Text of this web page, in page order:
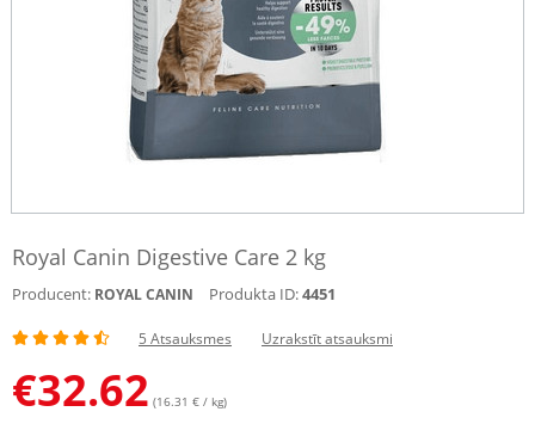
Royal Canin Digestive Care 2 kg
Producent: ROYAL CANIN Produkta ID:4451
5 Atsauksmes Uzrakstīt atsauksmi
€32.62 (16.31 € / kg)